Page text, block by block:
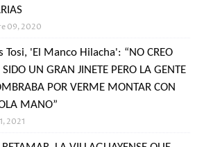
09, 2020
Tosi, 'El Manco Hilacha': “NO CREO
SIDO UN GRAN JINETE PERO LA GENTE
POR VERME MONTAR CON
MANO”
2021